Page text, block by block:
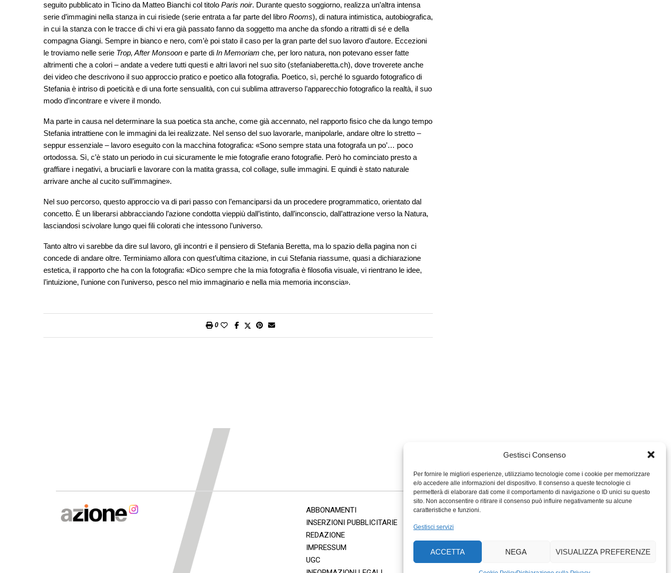
Gestisci Consenso
Per fornire le migliori esperienze, utilizziamo tecnologie come i cookie per memorizzare
e/o accedere alle informazioni del dispositivo. Il consenso a queste tecnologie ci
permetterà di elaborare dati come il comportamento di navigazione o ID unici su questo
sito. Non acconsentire o ritirare il consenso può influire negativamente su alcune
caratteristiche e funzioni.
Gestisci servizi
ACCETTA NEGA VISUALIZZA PREFERENZE
seguito pubblicato in Ticino da Matteo Bianchi col titolo Paris noir. Durante questo soggiorno, realizza un’altra intensa
serie d’immagini nella stanza in cui risiede (serie entrata a far parte del libro Rooms), di natura intimistica, autobiografica,
in cui la stanza con le tracce di chi vi era già passato fanno da soggetto ma anche da sfondo a ritratti di sé e della
compagna Giangi. Sempre in bianco e nero, com’è poi stato il caso per la gran parte del suo lavoro d’autore. Eccezioni
le troviamo nelle serie Trop, After Monsoon e parte di In Memoriam che, per loro natura, non potevano esser fatte
altrimenti che a colori – andate a vedere tutti questi e altri lavori nel suo sito (stefaniaberetta.ch), dove troverete anche
dei video che descrivono il suo approccio pratico e poetico alla fotografia. Poetico, sì, perché lo sguardo fotografico di
Stefania è intriso di poeticità e di una forte sensualità, con cui sublima attraverso l’apparecchio fotografico la realtà, il suo
modo d’incontrare e vivere il mondo.
Ma parte in causa nel determinare la sua poetica sta anche, come già accennato, nel rapporto fisico che da lungo tempo
Stefania intrattiene con le immagini da lei realizzate. Nel senso del suo lavorarle, manipolarle, andare oltre lo stretto –
seppur essenziale – lavoro eseguito con la macchina fotografica: «Sono sempre stata una fotografa un po’… poco
ortodossa. Sì, c’è stato un periodo in cui sicuramente le mie fotografie erano fotografie. Però ho cominciato presto a
graffiare i negativi, a bruciarli e lavorare con la matita grassa, col collage, sulle immagini. E quindi è stato naturale
arrivare anche al cucito sull’immagine».
Nel suo percorso, questo approccio va di pari passo con l’emanciparsi da un procedere programmatico, orientato dal
concetto. È un liberarsi abbracciando l’azione condotta vieppiù dall’istinto, dall’inconscio, dall’attrazione verso la Natura,
lasciandosi scivolare lungo quei fili colorati che intessono l’universo.
Tanto altro vi sarebbe da dire sul lavoro, gli incontri e il pensiero di Stefania Beretta, ma lo spazio della pagina non ci
concede di andare oltre. Terminiamo allora con quest’ultima citazione, in cui Stefania riassume, quasi a dichiarazione
estetica, il rapporto che ha con la fotografia: «Dico sempre che la mia fotografia è filosofia visuale, vi rientrano le idee,
l’intuizione, l’unione con l’universo, pesco nel mio immaginario e nella mia memoria inconscia».
0
ABBONAMENTI
INSERZIONI PUBBLICITARIE
REDAZIONE
IMPRESSUM
UGC
MIGROS TICINO
PERCENTO CULTURALE
MIGROS TICINO